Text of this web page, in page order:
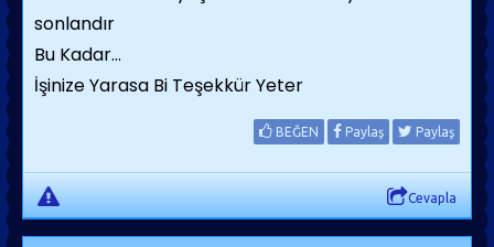
sonlandır
Bu Kadar...
İşinize Yarasa Bi Teşekkür Yeter
BEĞEN Paylaş Paylaş
Cevapla